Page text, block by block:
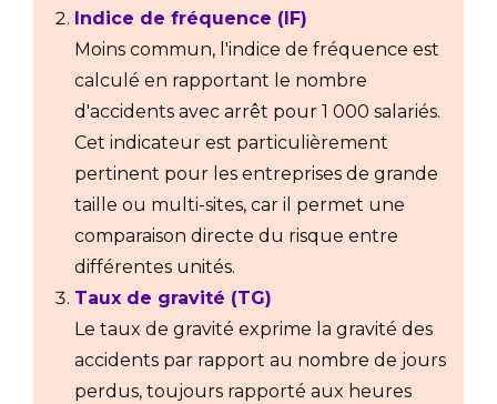
Indice de fréquence (IF)
Moins commun, l'indice de fréquence est
calculé en rapportant le nombre
d'accidents avec arrêt pour 1 000 salariés.
Cet indicateur est particulièrement
pertinent pour les entreprises de grande
taille ou multi-sites, car il permet une
comparaison directe du risque entre
différentes unités.
Taux de gravité (TG)
Le taux de gravité exprime la gravité des
accidents par rapport au nombre de jours
perdus, toujours rapporté aux heures